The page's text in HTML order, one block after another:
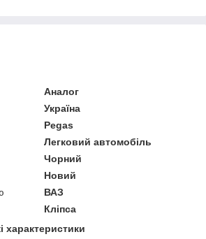
Аналог
Україна
Pegas
Легковий автомобіль
Чорний
Новий
ВАЗ
Кліпса
характеристики